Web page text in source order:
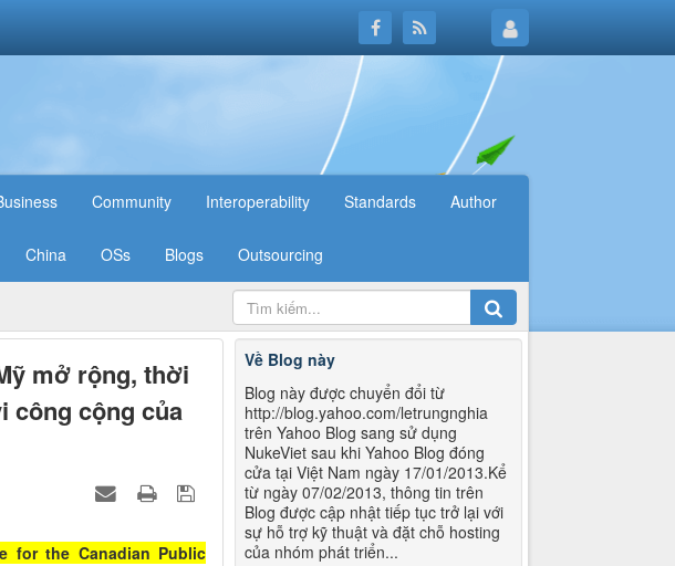
Community Interoperability Standards Author
China OSs Blogs Outsourcing
mở rộng, thời
công cộng của
for the Canadian Public
Về Blog này
Blog này được chuyển đổi từ
http://blog.yahoo.com/letrungnghia
trên Yahoo Blog sang sử dụng
NukeViet sau khi Yahoo Blog đóng
cửa tại Việt Nam ngày 17/01/2013.Kể
từ ngày 07/02/2013, thông tin trên
Blog được cập nhật tiếp tục trở lại với
sự hỗ trợ kỹ thuật và đặt chỗ hosting
của nhóm phát triển...